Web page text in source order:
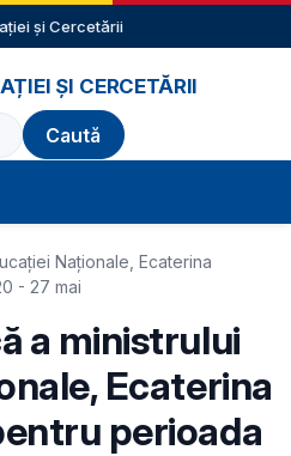
și Cercetării
ȘI CERCETĂRII
Naționale, Ecaterina
- 27 mai
a ministrului
Ecaterina
perioada